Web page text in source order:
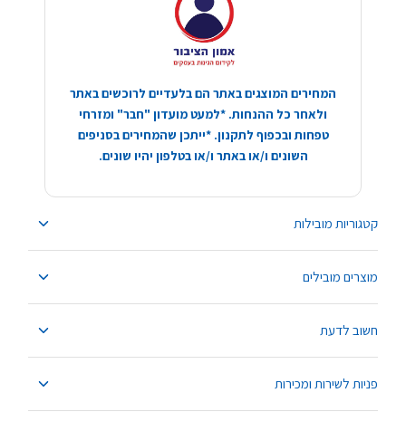
קטגוריות מובילות
מוצרים מובילים
חשוב לדעת
פניות לשירות ומכירות
המחירים המוצגים באתר הם בלעדיים לרוכשים באתר
ולאחר כל ההנחות. *למעט מועדון "חבר" ומזרחי
טפחות ובכפוף לתקנון. *ייתכן שהמחירים בסניפים
השונים ו/או באתר ו/או בטלפון יהיו שונים.